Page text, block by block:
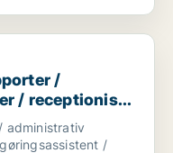
/
/ receptionist /
administrativ
/